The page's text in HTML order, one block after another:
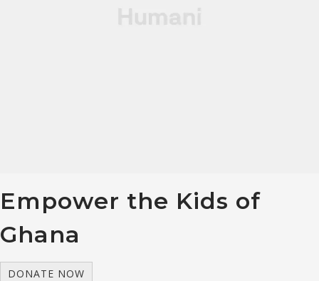
Empower the Kids of
Ghana
DONATE NOW